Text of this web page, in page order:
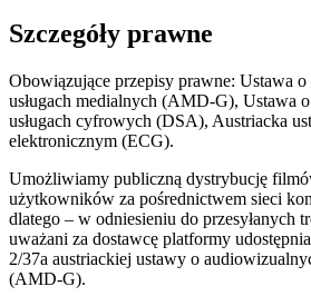
Szczegóły prawne
Obowiązujące przepisy prawne: Ustawa
usługach medialnych (AMD-G), Ustawa
usługach cyfrowych (DSA), Austriacka
elektronicznym (ECG).
Umożliwiamy publiczną dystrybucję
użytkowników za pośrednictwem sieci
dlatego – w odniesieniu do przesyłanych
uważani za dostawcę platformy
2/37a austriackiej ustawy o
(AMD-G).